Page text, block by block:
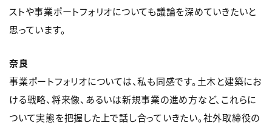
ストや事業ポートフォリオについても議論を深めていきたいと
思っています。
奈良
事業ポートフォリオについては、私も同感です。土木と建築にお
ける戦略、将来像、あるいは新規事業の進め方など、これらに
ついて実態を把握した上で話し合っていきたい。社外取締役の